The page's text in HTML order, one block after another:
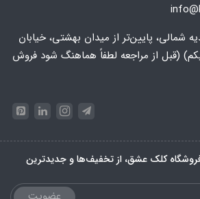
شمالی، پایین‌تر از میدان بهشتی، خیابان
(قبل از مراجعه لطفاً هماهنگ شود فروش
فروشگاه کلک عشق، از تخفیف‌ها و جدیدترین‌